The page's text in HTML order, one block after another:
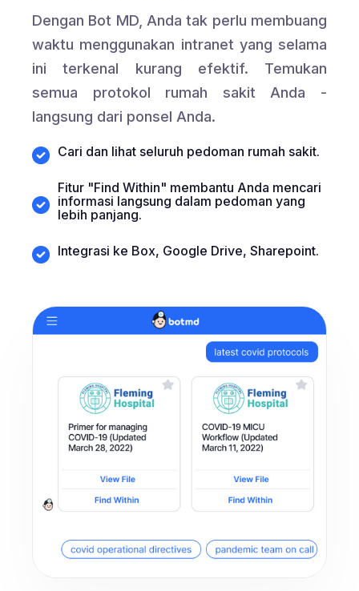
Dengan Bot MD, Anda tak perlu membuang
waktu menggunakan intranet yang selama
ini terkenal kurang efektif. Temukan
semua protokol rumah sakit Anda -
langsung dari ponsel Anda.
Cari dan lihat seluruh pedoman rumah sakit.
Fitur "Find Within" membantu Anda mencari
informasi langsung dalam pedoman yang
lebih panjang.
Integrasi ke Box, Google Drive, Sharepoint.